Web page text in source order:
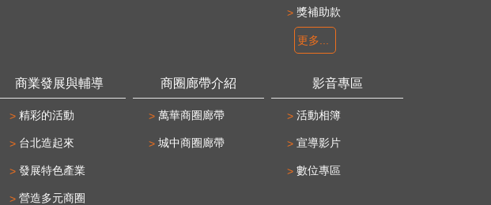
獎補助款
更多...
商業發展與輔導
精彩的活動
台北造起來
發展特色產業
營造多元商圈
商圈廊帶介紹
萬華商圈廊帶
城中商圈廊帶
影音專區
活動相簿
宣導影片
數位專區